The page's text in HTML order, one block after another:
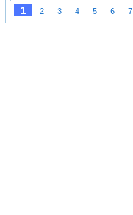
1 2 3 4 5 6 7